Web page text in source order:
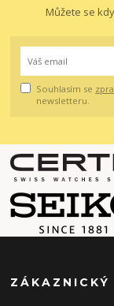
Můžete se
Souhlasím se
newsletteru.
ZÁKAZNICKÝ